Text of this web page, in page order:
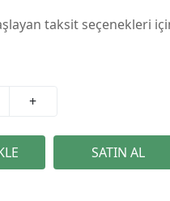
taksit seçenekleri
+